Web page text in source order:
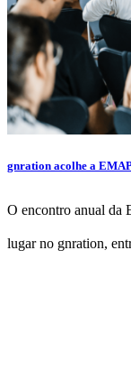
gnration acolhe a
O encontro anual
lugar no gnration,